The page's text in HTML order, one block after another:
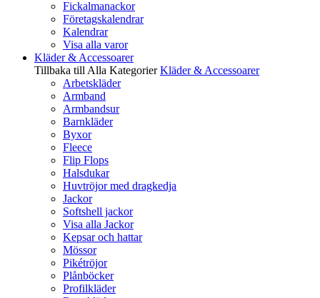
Fickalmanackor
Företagskalendrar
Kalendrar
Visa alla varor
Kläder & Accessoarer
Tillbaka till Alla Kategorier Kläder & Accessoarer
Arbetskläder
Armband
Armbandsur
Barnkläder
Byxor
Fleece
Flip Flops
Halsdukar
Huvtröjor med dragkedja
Jackor
Softshell jackor
Visa alla Jackor
Kepsar och hattar
Mössor
Pikétröjor
Plånböcker
Profilkläder